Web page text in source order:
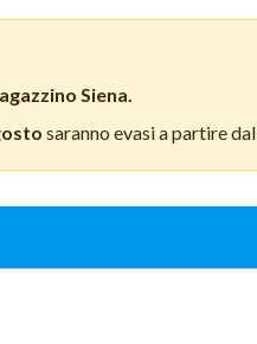
Siena.
saranno evasi a partire dal